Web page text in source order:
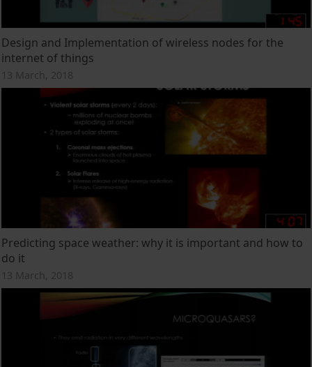
Design and Implementation of wireless nodes for the
internet of things
13 March, 2018
Predicting space weather: why it is important and how to
do it
13 March, 2018